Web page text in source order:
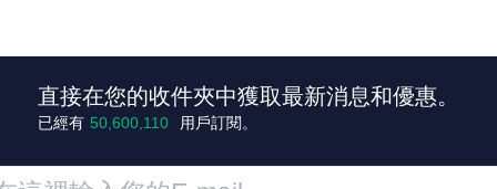
直接在您的收件夾中獲取最新消息和優惠。
已經有 50,600,118 用戶訂閱。